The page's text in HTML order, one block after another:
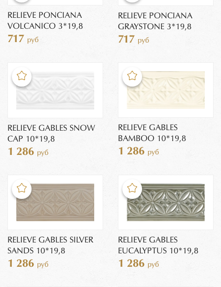
RELIEVE PONCIANA
VOLCANICO 3*19,8
717 руб
RELIEVE PONCIANA
GRAYSTONE 3*19,8
717 руб
RELIEVE GABLES SNOW
CAP 10*19,8
1 286 руб
RELIEVE GABLES
BAMBOO 10*19,8
1 286 руб
RELIEVE GABLES SILVER
SANDS 10*19,8
1 286 руб
RELIEVE GABLES
EUCALYPTUS 10*19,8
1 286 руб